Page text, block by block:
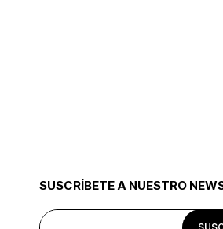
SUSCRÍBETE A NUESTRO